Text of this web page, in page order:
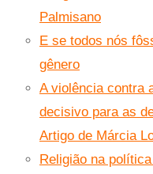
Palmisano
E se todos nós
gênero
A violência contra
decisivo para as
Artigo de Márcia
Religião na